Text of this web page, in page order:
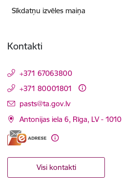
Sīkdatņu izvēles maiņa
Kontakti
+371 67063800
+371 80001801
E-pasts:
pasts@ta.gov.lv
Antonijas iela 6, Rīga, LV - 1010
Visi kontakti